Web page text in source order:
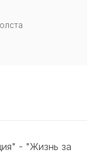
- "Жизнь за